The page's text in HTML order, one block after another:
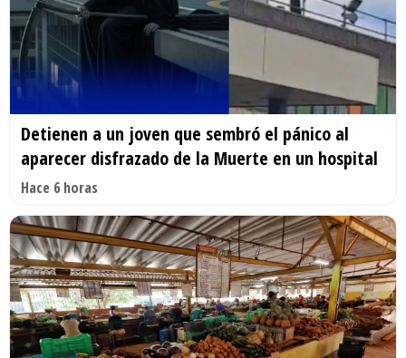
Detienen a un joven que sembró el pánico al
aparecer disfrazado de la Muerte en un hospital
Hace 6 horas